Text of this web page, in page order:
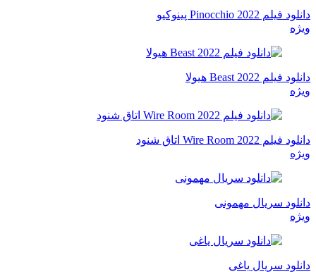
دانلود فیلم Pinocchio 2022 پینوکیو
ویژه
دانلود فیلم Beast 2022 هیولا
ویژه
دانلود فیلم Wire Room 2022 اتاق شنود
ویژه
دانلود سریال مهمونی
ویژه
دانلود سریال یاغی